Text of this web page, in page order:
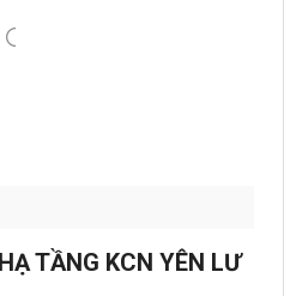
TẦNG KCN YÊN LƯ